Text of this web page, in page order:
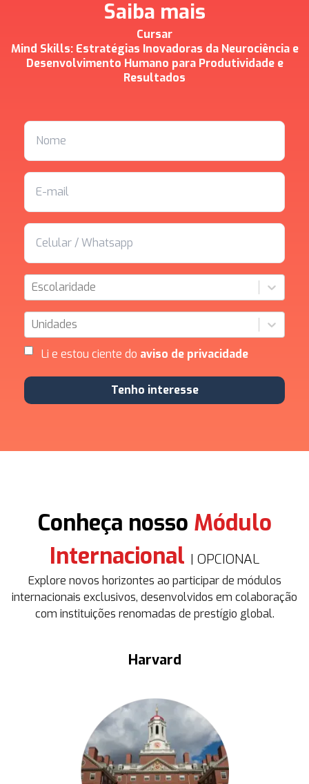
Saiba mais
Cursar
Mind Skills: Estratégias Inovadoras da Neurociência e
Desenvolvimento Humano para Produtividade e
Resultados
Escolaridade
Unidades
Li e estou ciente do aviso de privacidade
Tenho interesse
Conheça nosso Módulo
Internacional | OPCIONAL
Explore novos horizontes ao participar de módulos
internacionais exclusivos, desenvolvidos em colaboração
com instituições renomadas de prestígio global.
Harvard